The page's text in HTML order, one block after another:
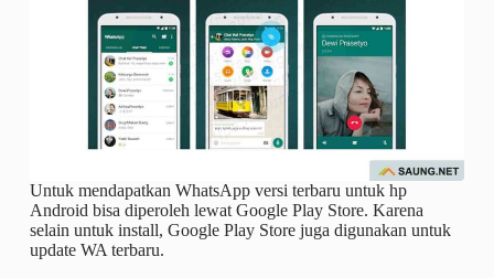
Untuk mendapatkan WhatsApp versi terbaru untuk hp
Android bisa diperoleh lewat Google Play Store. Karena
selain untuk install, Google Play Store juga digunakan untuk
update WA terbaru.